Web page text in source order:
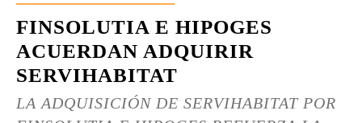
FINSOLUTIA E HIPOGES
ACUERDAN ADQUIRIR
SERVIHABITAT
LA ADQUISICIÓN DE SERVIHABITAT POR